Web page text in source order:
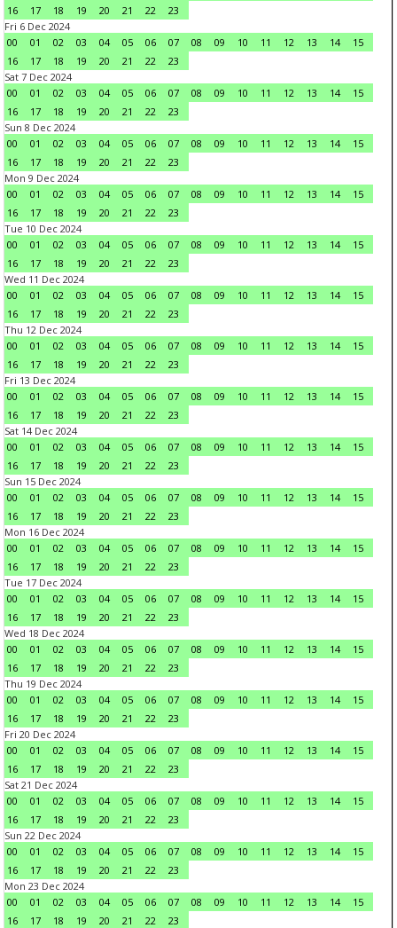
16
17 18 19 20 21 22
23
Fri 6 Dec 2024
00
01 02 03 04 05 06 07 08 09 10 11 12 13 14
15
16
17 18 19 20 21 22
23
Sat 7 Dec 2024
00
01 02 03 04 05 06 07 08 09 10 11 12 13 14
15
16
17 18 19 20 21 22
23
Sun 8 Dec 2024
00
01 02 03 04 05 06 07 08 09 10 11 12 13 14
15
16
17 18 19 20 21 22
23
Mon 9 Dec 2024
00
01 02 03 04 05 06 07 08 09 10 11 12 13 14
15
16
17 18 19 20 21 22
23
Tue 10 Dec 2024
00
01 02 03 04 05 06 07 08 09 10 11 12 13 14
15
16
17 18 19 20 21 22
23
Wed 11 Dec 2024
00
01 02 03 04 05 06 07 08 09 10 11 12 13 14
15
16
17 18 19 20 21 22
23
Thu 12 Dec 2024
00
01 02 03 04 05 06 07 08 09 10 11 12 13 14
15
16
17 18 19 20 21 22
23
Fri 13 Dec 2024
00
01 02 03 04 05 06 07 08 09 10 11 12 13 14
15
16
17 18 19 20 21 22
23
Sat 14 Dec 2024
00
01 02 03 04 05 06 07 08 09 10 11 12 13 14
15
16
17 18 19 20 21 22
23
Sun 15 Dec 2024
00
01 02 03 04 05 06 07 08 09 10 11 12 13 14
15
16
17 18 19 20 21 22
23
Mon 16 Dec 2024
00
01 02 03 04 05 06 07 08 09 10 11 12 13 14
15
16
17 18 19 20 21 22
23
Tue 17 Dec 2024
00
01 02 03 04 05 06 07 08 09 10 11 12 13 14
15
16
17 18 19 20 21 22
23
Wed 18 Dec 2024
00
01 02 03 04 05 06 07 08 09 10 11 12 13 14
15
16
17 18 19 20 21 22
23
Thu 19 Dec 2024
00
01 02 03 04 05 06 07 08 09 10 11 12 13 14
15
16
17 18 19 20 21 22
23
Fri 20 Dec 2024
00
01 02 03 04 05 06 07 08 09 10 11 12 13 14
15
16
17 18 19 20 21 22
23
Sat 21 Dec 2024
00
01 02 03 04 05 06 07 08 09 10 11 12 13 14
15
16
17 18 19 20 21 22
23
Sun 22 Dec 2024
00
01 02 03 04 05 06 07 08 09 10 11 12 13 14
15
16
17 18 19 20 21 22
23
Mon 23 Dec 2024
00
01 02 03 04 05 06 07 08 09 10 11 12 13 14
15
16
17 18 19 20 21 22 23